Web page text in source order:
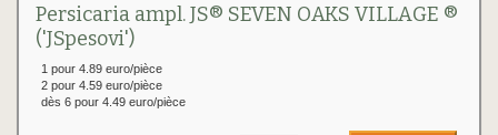
Persicaria ampl. JS® SEVEN OAKS VILLAGE ®
('JSpesovi')
1 pour 4.89 euro/pièce
2 pour 4.59 euro/pièce
dès 6 pour 4.49 euro/pièce